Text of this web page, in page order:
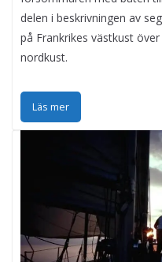
delen i beskrivningen av
på Frankrikes västkust
nordkust.
Läs mer